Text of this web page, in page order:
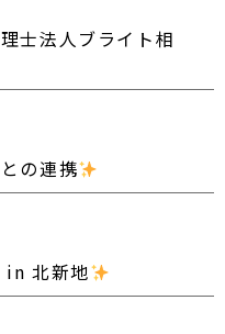
士法人ブライト相
の連携
in 北新地